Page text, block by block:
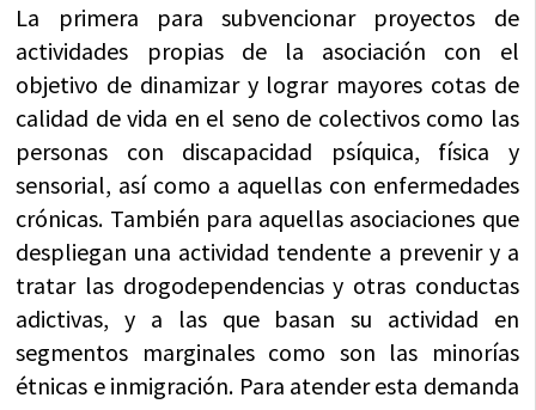
La primera para subvencionar proyectos de
actividades propias de la asociación con el
objetivo de dinamizar y lograr mayores cotas de
calidad de vida en el seno de colectivos como las
personas con discapacidad psíquica, física y
sensorial, así como a aquellas con enfermedades
crónicas. También para aquellas asociaciones que
despliegan una actividad tendente a prevenir y a
tratar las drogodependencias y otras conductas
adictivas, y a las que basan su actividad en
segmentos marginales como son las minorías
étnicas e inmigración. Para atender esta demanda